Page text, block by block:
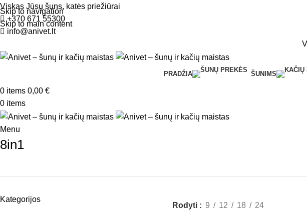
Skip to navigation
Skip to main content
Viskas Jūsų šuns, katės priežiūrai
+370 671 55300
info@anivet.lt
PRADŽIA ŠUNIMS
0 items 0,00 €
0 items
Menu
8in1
Kategorijos
Rodyti 9 12 18 24